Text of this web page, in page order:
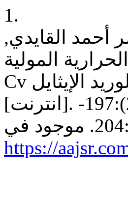
1.
أحمد القايدي,
المولية
Cv ودرجة حرارة ديباي لفلوريد الإيثايل (C2H5F) . aajsr
[انترنت]. 28 أبريل، 2026 [وثق 8 أغسطس، 2026];4(2):197-
204. موجود في:
https://